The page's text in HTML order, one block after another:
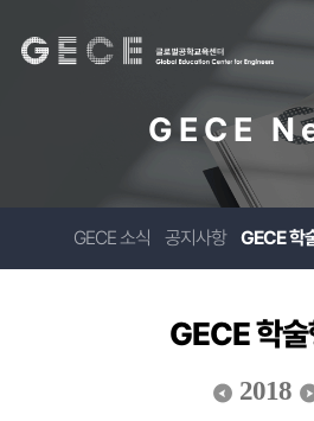
GECE
GECE 소식 공지사항 GECE 학
GECE 학
2018